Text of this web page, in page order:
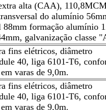
alta (CAA),
do alumínio
88mm formação alumínio
galvanização classe
fins elétricos, diâmetro
40, liga 6101-T6,
varas de 9,0m.
fins elétricos, diâmetro
40, liga 6101-T6,
varas de 9,0m.